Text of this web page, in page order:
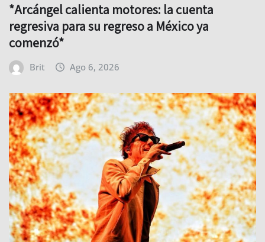
*Arcángel calienta motores: la cuenta
regresiva para su regreso a México ya
comenzó*
Brit Ago 6, 2026